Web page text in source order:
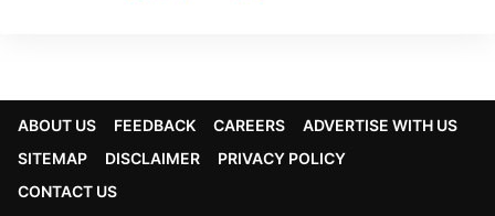
ABOUT US FEEDBACK CAREERS
ADVERTISE WITH US
SITEMAP
DISCLAIMER
PRIVACY POLICY
CONTACT US